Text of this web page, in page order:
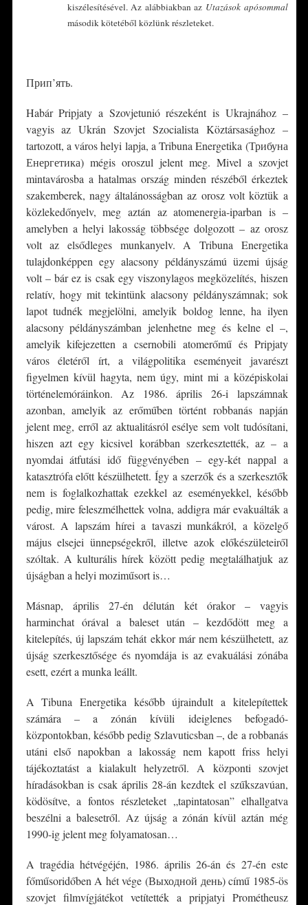
kiszélesítésével. Az alábbiakban az Utazások apósommal
második kötetéből közlünk részleteket.
Прип’ять.
Habár Pripjaty a Szovjetunió részeként is Ukrajnához –
vagyis az Ukrán Szovjet Szocialista Köztársasághoz –
tartozott, a város helyi lapja, a Tribuna Energetika (Трибуна
Енергетика) mégis oroszul jelent meg. Mivel a szovjet
mintavárosba a hatalmas ország minden részéből érkeztek
szakemberek, nagy általánosságban az orosz volt köztük a
közlekedőnyelv, meg aztán az atomenergia-iparban is –
amelyben a helyi lakosság többsége dolgozott – az orosz
volt az elsődleges munkanyelv. A Tribuna Energetika
tulajdonképpen egy alacsony példányszámú üzemi újság
volt – bár ez is csak egy viszonylagos megközelítés, hiszen
relatív, hogy mit tekintünk alacsony példányszámnak; sok
lapot tudnék megjelölni, amelyik boldog lenne, ha ilyen
alacsony példányszámban jelenhetne meg és kelne el –,
amelyik kifejezetten a csernobili atomerőmű és Pripjaty
város életéről írt, a világpolitika eseményeit javarészt
figyelmen kívül hagyta, nem úgy, mint mi a középiskolai
történelemóráinkon. Az 1986. április 26-i lapszámnak
azonban, amelyik az erőműben történt robbanás napján
jelent meg, erről az aktualitásról esélye sem volt tudósítani,
hiszen azt egy kicsivel korábban szerkesztették, az – a
nyomdai átfutási idő függvényében – egy-két nappal a
katasztrófa előtt készülhetett. Így a szerzők és a szerkesztők
nem is foglalkozhattak ezekkel az eseményekkel, később
pedig, mire feleszmélhettek volna, addigra már evakuálták a
várost. A lapszám hírei a tavaszi munkákról, a közelgő
május elsejei ünnepségekről, illetve azok előkészületeiről
szóltak. A kulturális hírek között pedig megtalálhatjuk az
újságban a helyi moziműsort is…
Másnap, április 27-én délután két órakor – vagyis
harminchat órával a baleset után – kezdődött meg a
kitelepítés, új lapszám tehát ekkor már nem készülhetett, az
újság szerkesztősége és nyomdája is az evakuálási zónába
esett, ezért a munka leállt.
A Tibuna Energetika később újraindult a kitelepítettek
számára – a zónán kívüli ideiglenes befogadó-
központokban, később pedig Szlavuticsban –, de a robbanás
utáni első napokban a lakosság nem kapott friss helyi
tájékoztatást a kialakult helyzetről. A központi szovjet
híradásokban is csak április 28-án kezdtek el szűkszavúan,
ködösítve, a fontos részleteket „tapintatosan” elhallgatva
beszélni a balesetről. Az újság a zónán kívül aztán még
1990-ig jelent meg folyamatosan…
A tragédia hétvégéjén, 1986. április 26-án és 27-én este
főműsoridőben A hét vége (Выходной день) című 1985-ös
szovjet filmvígjátékot vetítették a pripjatyi Prométheusz